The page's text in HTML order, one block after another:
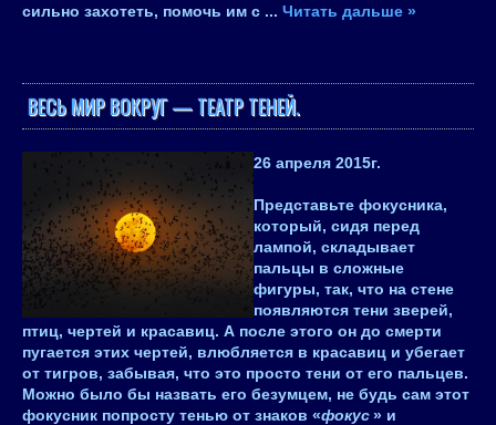
сильно захотеть, помочь им с ... Читать дальше »
ВЕСЬ МИР ВОКРУГ — ТЕАТР ТЕНЕЙ.
26 апреля 2015г.
Представьте фокусника,
который, сидя перед
лампой, складывает
пальцы в сложные
фигуры, так, что на стене
появляются тени зверей,
птиц, чертей и красавиц. А после этого он до смерти
пугается этих чертей, влюбляется в красавиц и убегает
от тигров, забывая, что это просто тени от его пальцев.
Можно было бы назвать его безумцем, не будь сам этот
фокусник попросту тенью от знаков «фокус» и